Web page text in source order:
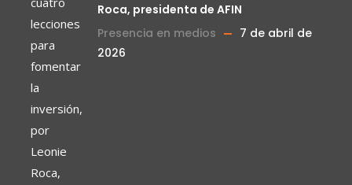
Roca, presidenta de AFIN
Presencia en medios
7 de abril de
2026